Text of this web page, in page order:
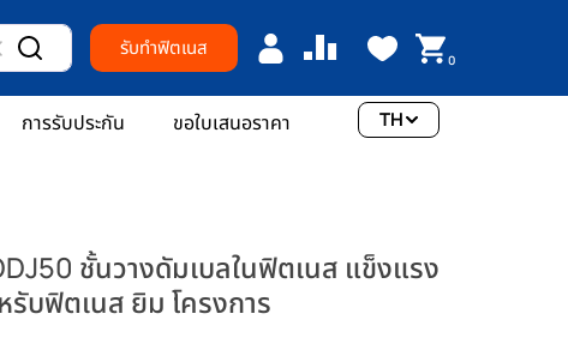
รับทำฟิตเนส 0
การรับประกัน ขอใบเสนอราคา TH
ชั้นวางดัมเบลในฟิตเนส แข็งแรง
รับฟิตเนส ยิม โครงการ